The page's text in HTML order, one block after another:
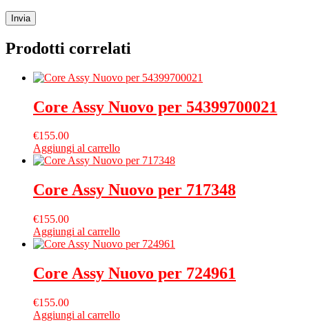
Prodotti correlati
Core Assy Nuovo per 54399700021
€155.00
Aggiungi al carrello
Core Assy Nuovo per 717348
€155.00
Aggiungi al carrello
Core Assy Nuovo per 724961
€155.00
Aggiungi al carrello